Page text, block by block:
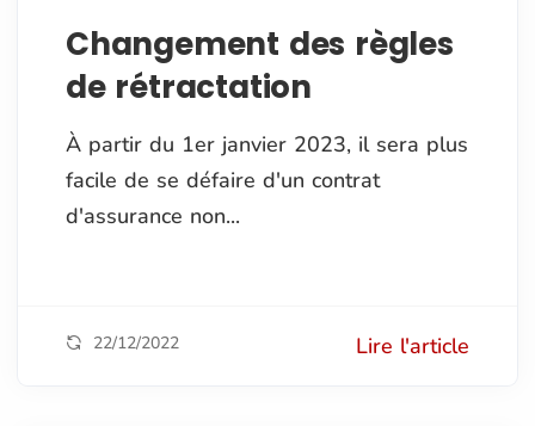
Changement des règles
de rétractation
À partir du 1er janvier 2023, il sera plus
facile de se défaire d'un contrat
d'assurance non...
22/12/2022 Lire l'article